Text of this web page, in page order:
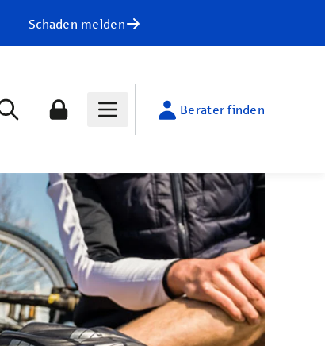
Schaden melden
Berater finden